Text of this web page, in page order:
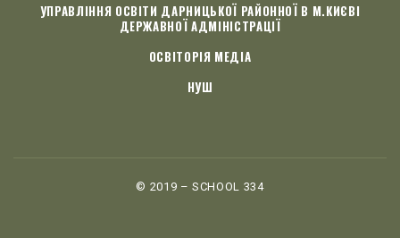
УПРАВЛІННЯ ОСВІТИ ДАРНИЦЬКОЇ РАЙОННОЇ В М.КИЄВІ
ДЕРЖАВНОЇ АДМІНІСТРАЦІЇ
ОСВІТОРІЯ МЕДІА
НУШ
© 2019 – SCHOOL 334